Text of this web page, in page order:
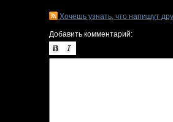
Хочешь узнать, что напишут
Добавить комментарий: